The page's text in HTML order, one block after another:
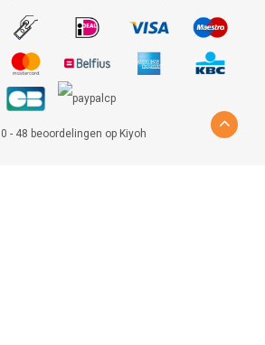
- 48 beoordelingen op Kiyoh